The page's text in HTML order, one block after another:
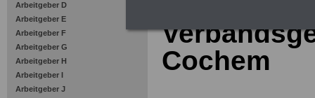
Arbeitgeber D
Arbeitgeber E
Arbeitgeber F
Arbeitgeber G
Arbeitgeber H
Arbeitgeber I
Arbeitgeber J
Cochem